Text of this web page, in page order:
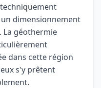
dimensionnement
La géothermie
dans cette région
s'y prêtent